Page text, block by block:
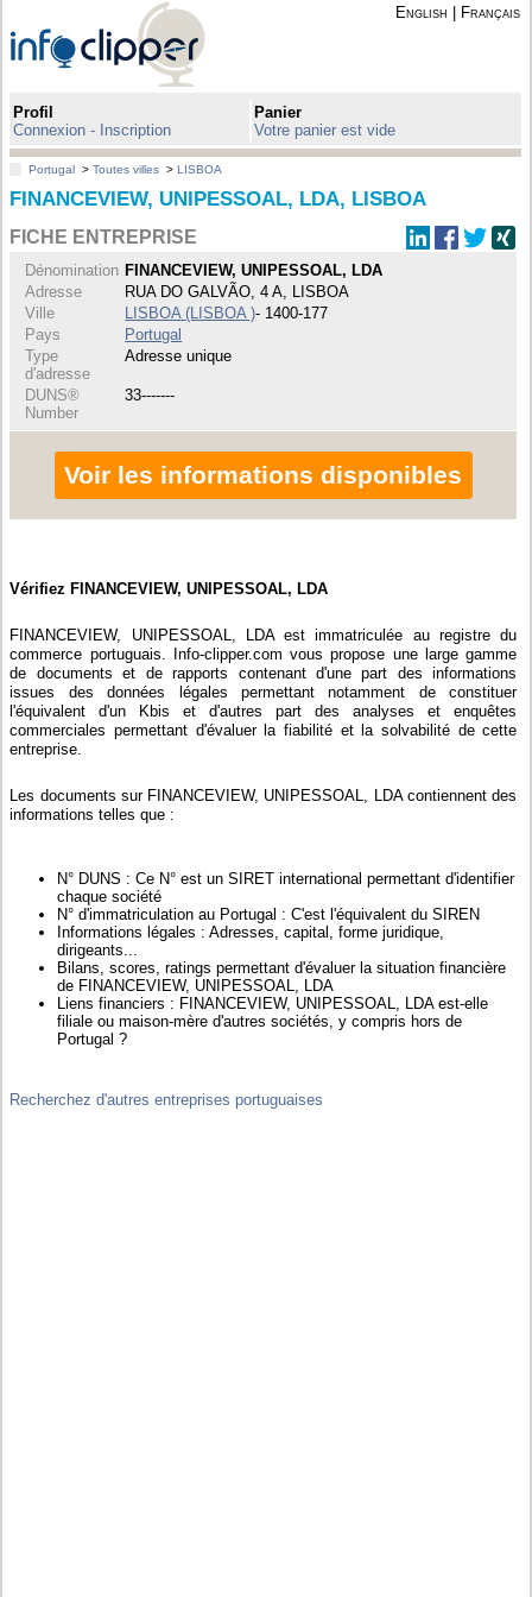
English Français
Profil
Connexion - Inscription
Panier
Votre panier est vide
Portugal >Toutes villes >LISBOA
FINANCEVIEW, UNIPESSOAL, LDA, LISBOA
FICHE ENTREPRISE
Dénomination FINANCEVIEW, UNIPESSOAL, LDA
Adresse
RUA DO GALVÃO, 4 A, LISBOA
Ville
LISBOA (LISBOA )- 1400-177
Pays
Portugal
Type
d'adresse
Adresse unique
DUNS®
Number
33-------
Voir les informations disponibles
Vérifiez FINANCEVIEW, UNIPESSOAL, LDA
FINANCEVIEW, UNIPESSOAL, LDA est immatriculée au registre du
commerce portuguais. Info-clipper.com vous propose une large gamme
de documents et de rapports contenant d'une part des informations
issues des données légales permettant notamment de constituer
l'équivalent d'un Kbis et d'autres part des analyses et enquêtes
commerciales permettant d'évaluer la fiabilité et la solvabilité de cette
entreprise.
Les documents sur FINANCEVIEW, UNIPESSOAL, LDA contiennent des
informations telles que :
N° DUNS : Ce N° est un SIRET international permettant d'identifier
chaque société
N° d'immatriculation au Portugal : C'est l'équivalent du SIREN
Informations légales : Adresses, capital, forme juridique,
dirigeants...
Bilans, scores, ratings permettant d'évaluer la situation financière
de FINANCEVIEW, UNIPESSOAL, LDA
Liens financiers : FINANCEVIEW, UNIPESSOAL, LDA est-elle
filiale ou maison-mère d'autres sociétés, y compris hors de
Portugal ?
Recherchez d'autres entreprises portuguaises